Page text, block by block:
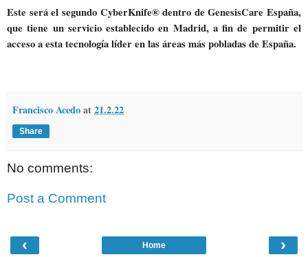
Este será el segundo CyberKnife® dentro de GenesisCare España,
que tiene un servicio establecido en Madrid, a fin de permitir el
acceso a esta tecnología líder en las áreas más pobladas de España.
Francisco Acedoat21.2.22
Share
No comments:
Post a Comment
‹ ›
Home